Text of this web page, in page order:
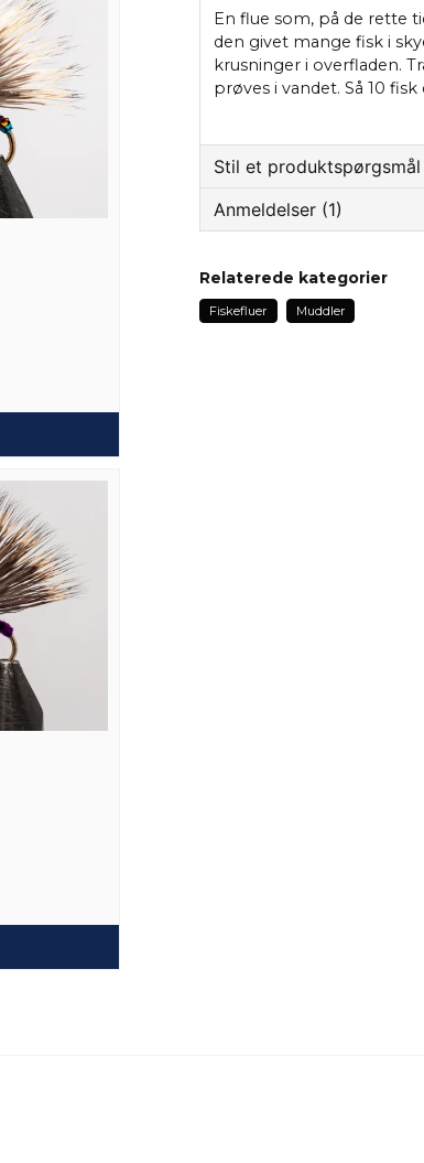
En flue som, på de rette
den givet mange fisk i
krusninger i overfladen.
prøves i vandet. Så 10
Stil et produktspørgsmål
question
Anmeldelser (1)
Claes
Relaterede kategorier
Fiskefluer Muddler